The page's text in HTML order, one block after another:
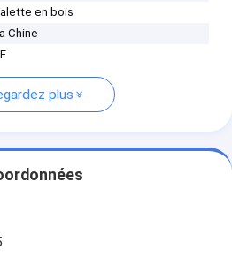
en bois
Chine
plus